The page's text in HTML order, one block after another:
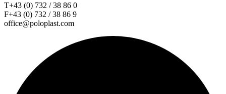
T+43 (0) 732 / 38 86 0
F+43 (0) 732 / 38 86 9
office@poloplast.com